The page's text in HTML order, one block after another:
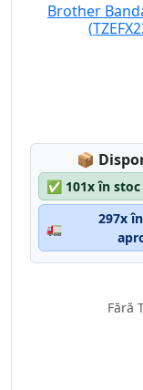
Brother
📦
✅ 101x în
🚛
297x
Fără